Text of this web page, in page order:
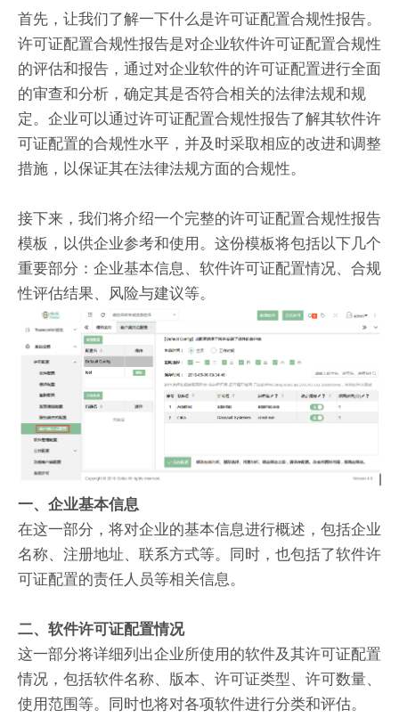
首先，让我们了解一下什么是许可证配置合规性报告。
许可证配置合规性报告是对企业软件许可证配置合规性
的评估和报告，通过对企业软件的许可证配置进行全面
的审查和分析，确定其是否符合相关的法律法规和规
定。企业可以通过许可证配置合规性报告了解其软件许
可证配置的合规性水平，并及时采取相应的改进和调整
措施，以保证其在法律法规方面的合规性。
接下来，我们将介绍一个完整的许可证配置合规性报告
模板，以供企业参考和使用。这份模板将包括以下几个
重要部分：企业基本信息、软件许可证配置情况、合规
性评估结果、风险与建议等。
一、企业基本信息
在这一部分，将对企业的基本信息进行概述，包括企业
名称、注册地址、联系方式等。同时，也包括了软件许
可证配置的责任人员等相关信息。
二、软件许可证配置情况
这一部分将详细列出企业所使用的软件及其许可证配置
情况，包括软件名称、版本、许可证类型、许可数量、
使用范围等。同时也将对各项软件进行分类和评估。